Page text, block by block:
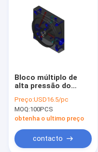
Bloco múltiplo de
alta pressão do
alumínio para o único
Power Pack
hidráulico ativo
Preço:USD16.5/pc
MOQ:100PCS
obtenha o ultimo preço
contacto